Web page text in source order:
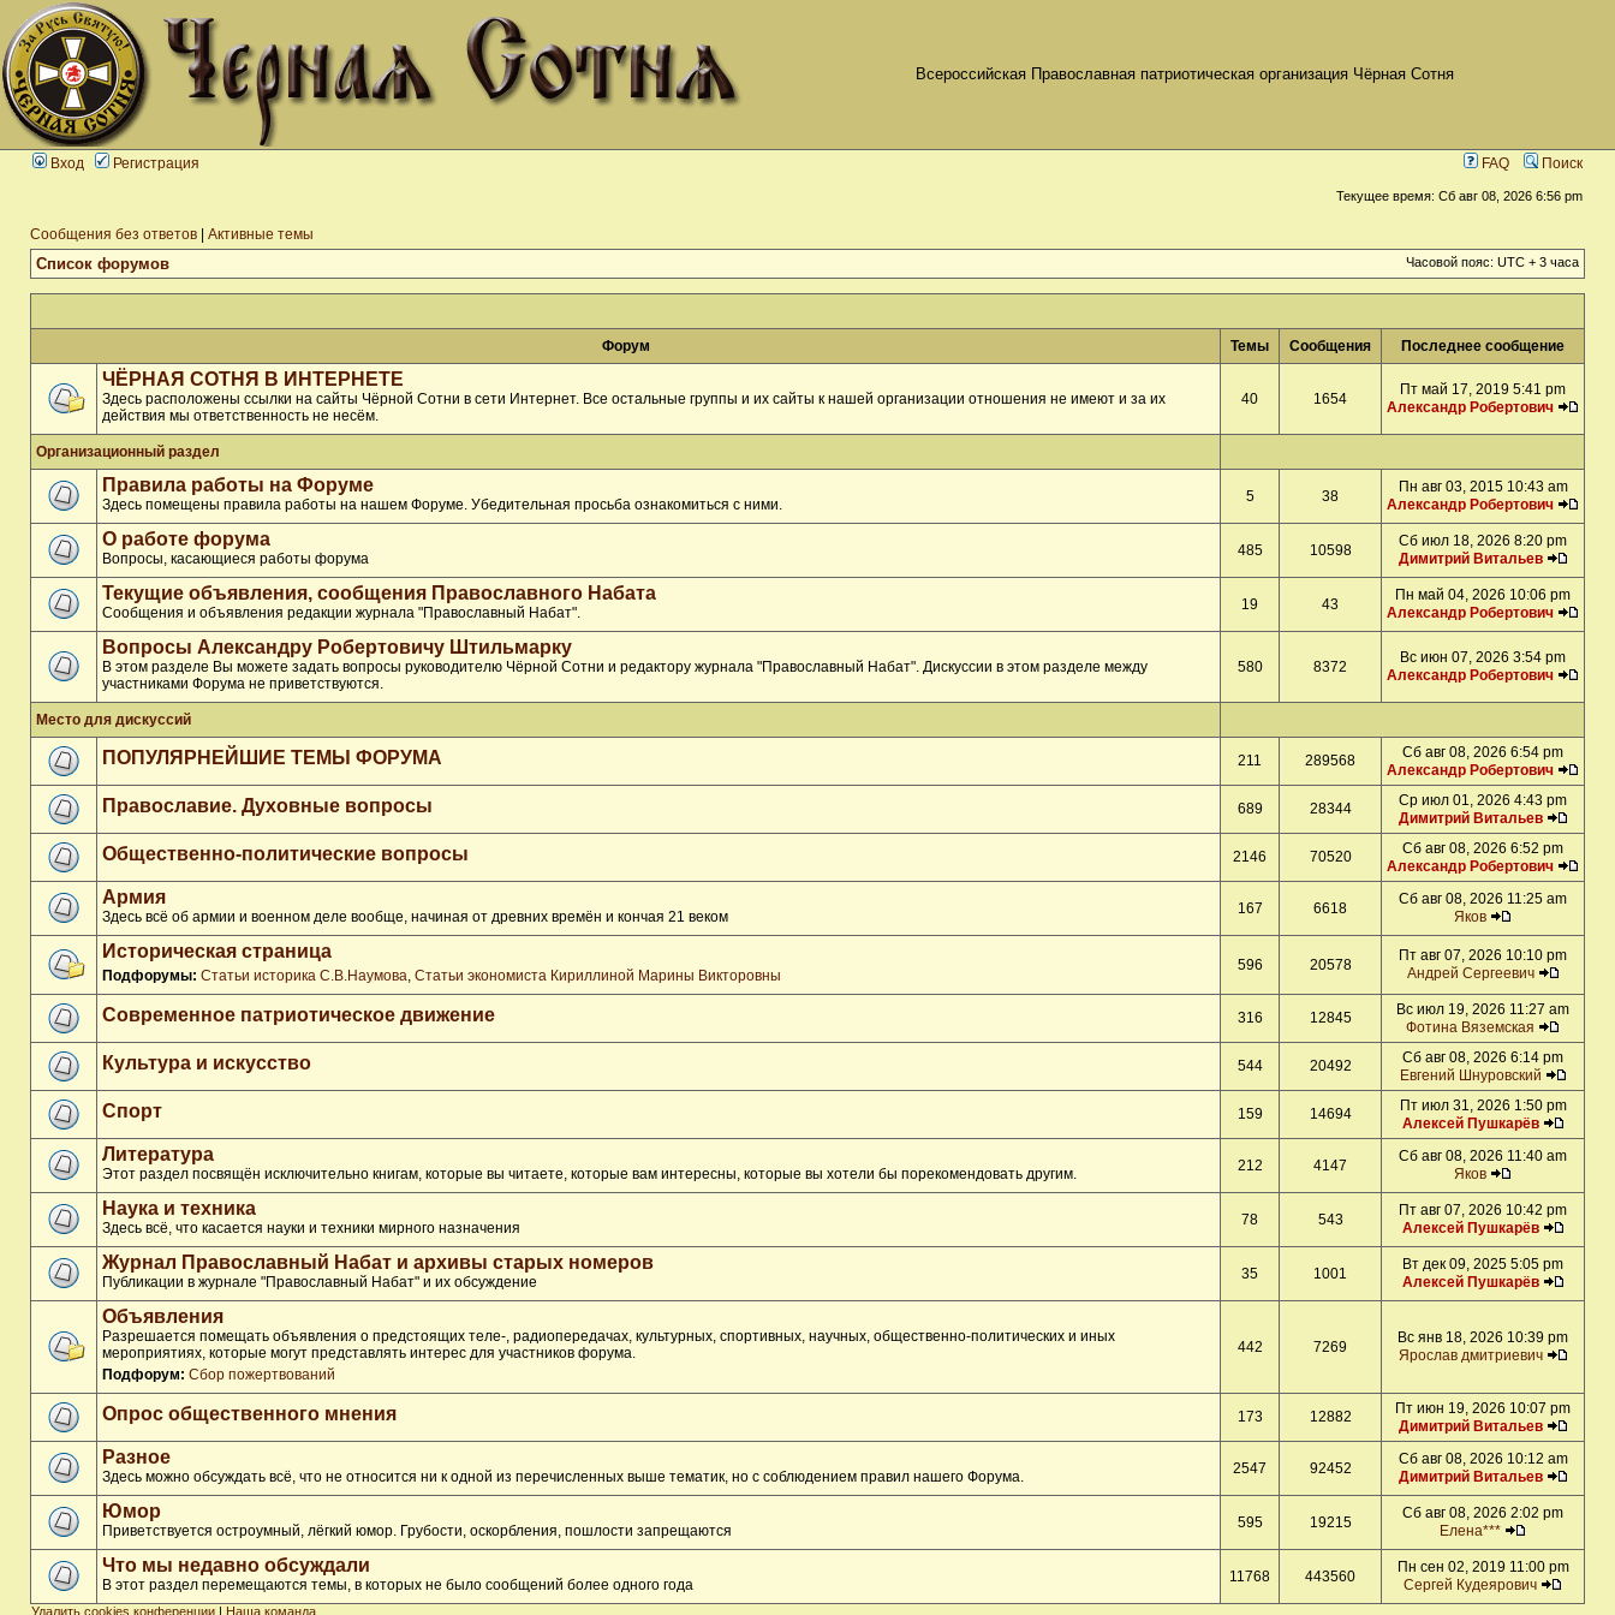
Всероссийская Православная патриотическая организация Чёрная Сотня
Вход Регистрация FAQ Поиск
Текущее время: Сб авг 08, 2026 6:56 pm
Сообщения без ответов Активные темы
Список форумов Часовой пояс: UTC + 3 часа
Форум Темы Сообщения Последнее сообщение
ЧЁРНАЯ СОТНЯ В ИНТЕРНЕТЕ
Здесь расположены ссылки на сайты Чёрной Сотни в сети Интернет. Все остальные группы и их сайты к нашей организации отношения не имеют и за их
действия мы ответственность не несём.
40 1654
Пт май 17, 2019 5:41 pm
Александр Робертович
Организационный раздел
Правила работы на Форуме
Здесь помещены правила работы на нашем Форуме. Убедительная просьба ознакомиться с ними. 5 38
Пн авг 03, 2015 10:43 am
Александр Робертович
О работе форума
Вопросы, касающиеся работы форума 485 10598
Сб июл 18, 2026 8:20 pm
Димитрий Витальев
Текущие объявления, сообщения Православного Набата
Сообщения и объявления редакции журнала "Православный Набат". 19 43
Пн май 04, 2026 10:06 pm
Александр Робертович
Вопросы Александру Робертовичу Штильмарку
В этом разделе Вы можете задать вопросы руководителю Чёрной Сотни и редактору журнала "Православный Набат". Дискуссии в этом разделе между
участниками Форума не приветствуются.
580 8372
Вс июн 07, 2026 3:54 pm
Александр Робертович
Место для дискуссий
ПОПУЛЯРНЕЙШИЕ ТЕМЫ ФОРУМА 211 289568
Сб авг 08, 2026 6:54 pm
Александр Робертович
Православие. Духовные вопросы 689 28344
Ср июл 01, 2026 4:43 pm
Димитрий Витальев
Общественно-политические вопросы 2146 70520
Сб авг 08, 2026 6:52 pm
Александр Робертович
Армия
Здесь всё об армии и военном деле вообще, начиная от древних времён и кончая 21 веком 167 6618
Сб авг 08, 2026 11:25 am
Яков
Историческая страница
Подфорумы: Статьи историка С.В.Наумова, Статьи экономиста Кириллиной Марины Викторовны
596 20578
Пт авг 07, 2026 10:10 pm
Андрей Сергеевич
Современное патриотическое движение 316 12845
Вс июл 19, 2026 11:27 am
Фотина Вяземская
Культура и искусство 544 20492
Сб авг 08, 2026 6:14 pm
Евгений Шнуровский
Спорт 159 14694
Пт июл 31, 2026 1:50 pm
Алексей Пушкарёв
Литература
Этот раздел посвящён исключительно книгам, которые вы читаете, которые вам интересны, которые вы хотели бы порекомендовать другим. 212 4147
Сб авг 08, 2026 11:40 am
Яков
Наука и техника
Здесь всё, что касается науки и техники мирного назначения 78 543
Пт авг 07, 2026 10:42 pm
Алексей Пушкарёв
Журнал Православный Набат и архивы старых номеров
Публикации в журнале "Православный Набат" и их обсуждение 35 1001
Вт дек 09, 2025 5:05 pm
Алексей Пушкарёв
Объявления
Разрешается помещать объявления о предстоящих теле-, радиопередачах, культурных, спортивных, научных, общественно-политических и иных
мероприятиях, которые могут представлять интерес для участников форума.
Подфорум: Сбор пожертвований
442 7269
Вс янв 18, 2026 10:39 pm
Ярослав дмитриевич
Опрос общественного мнения 173 12882
Пт июн 19, 2026 10:07 pm
Димитрий Витальев
Разное
Здесь можно обсуждать всё, что не относится ни к одной из перечисленных выше тематик, но с соблюдением правил нашего Форума. 2547 92452
Сб авг 08, 2026 10:12 am
Димитрий Витальев
Юмор
Приветствуется остроумный, лёгкий юмор. Грубости, оскорбления, пошлости запрещаются 595 19215
Сб авг 08, 2026 2:02 pm
Елена***
Что мы недавно обсуждали
В этот раздел перемещаются темы, в которых не было сообщений более одного года 11768 443560
Пн сен 02, 2019 11:00 pm
Сергей Кудеярович
Удалить cookies конференции | Наша команда